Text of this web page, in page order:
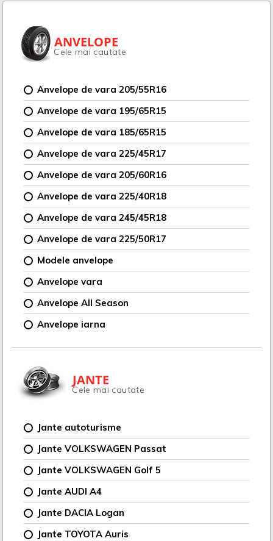
ANVELOPE
Cele mai cautate
Anvelope de vara 205/55R16
Anvelope de vara 195/65R15
Anvelope de vara 185/65R15
Anvelope de vara 225/45R17
Anvelope de vara 205/60R16
Anvelope de vara 225/40R18
Anvelope de vara 245/45R18
Anvelope de vara 225/50R17
Modele anvelope
Anvelope vara
Anvelope All Season
Anvelope iarna
JANTE
Cele mai cautate
Jante autoturisme
Jante VOLKSWAGEN Passat
Jante VOLKSWAGEN Golf 5
Jante AUDI A4
Jante DACIA Logan
Jante TOYOTA Auris